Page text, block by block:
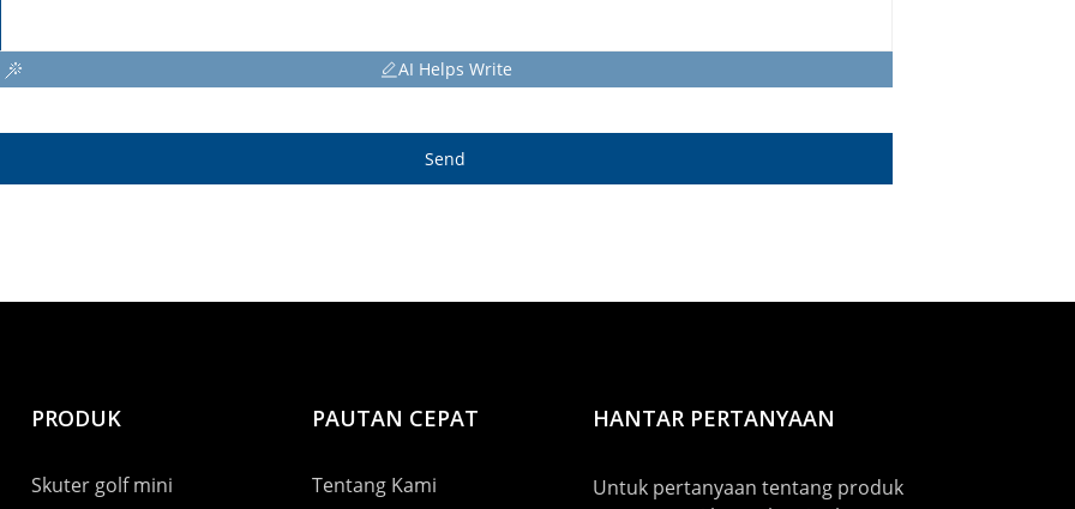
AI Helps Write
Send
PRODUK
Skuter golf mini
PAUTAN CEPAT
Tentang Kami
HANTAR PERTANYAAN
Untuk pertanyaan tentang produk